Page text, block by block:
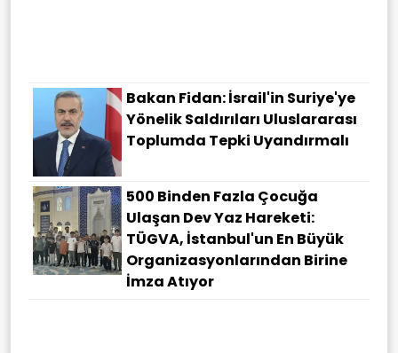
Bakan Fidan: İsrail'in Suriye'ye
Yönelik Saldırıları Uluslararası
Toplumda Tepki Uyandırmalı
500 Binden Fazla Çocuğa
Ulaşan Dev Yaz Hareketi:
TÜGVA, İstanbul'un En Büyük
Organizasyonlarından Birine
İmza Atıyor